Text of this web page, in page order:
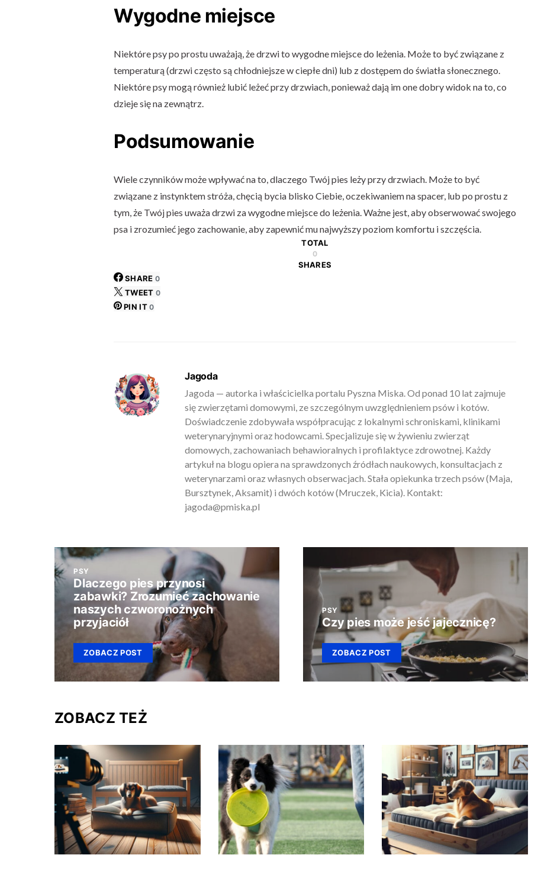
Wygodne miejsce
Niektóre psy po prostu uważają, że drzwi to wygodne miejsce do leżenia. Może to być związane z
temperaturą (drzwi często są chłodniejsze w ciepłe dni) lub z dostępem do światła słonecznego.
Niektóre psy mogą również lubić leżeć przy drzwiach, ponieważ dają im one dobry widok na to, co
dzieje się na zewnątrz.
Podsumowanie
Wiele czynników może wpływać na to, dlaczego Twój pies leży przy drzwiach. Może to być
związane z instynktem stróża, chęcią bycia blisko Ciebie, oczekiwaniem na spacer, lub po prostu z
tym, że Twój pies uważa drzwi za wygodne miejsce do leżenia. Ważne jest, aby obserwować swojego
psa i zrozumieć jego zachowanie, aby zapewnić mu najwyższy poziom komfortu i szczęścia.
TOTAL
0
SHARES
SHARE 0
TWEET 0
PIN IT 0
Jagoda
Jagoda — autorka i właścicielka portalu Pyszna Miska. Od ponad 10 lat zajmuje
się zwierzętami domowymi, ze szczególnym uwzględnieniem psów i kotów.
Doświadczenie zdobywała współpracując z lokalnymi schroniskami, klinikami
weterynaryjnymi oraz hodowcami. Specjalizuje się w żywieniu zwierząt
domowych, zachowaniach behawioralnych i profilaktyce zdrowotnej. Każdy
artykuł na blogu opiera na sprawdzonych źródłach naukowych, konsultacjach z
weterynarzami oraz własnych obserwacjach. Stała opiekunka trzech psów (Maja,
Bursztynek, Aksamit) i dwóch kotów (Mruczek, Kicia). Kontakt:
jagoda@pmiska.pl
PSY
Dlaczego pies przynosi
zabawki? Zrozumieć zachowanie
naszych czworonożnych
przyjaciół
ZOBACZ POST
PSY
Czy pies może jeść jajecznicę?
ZOBACZ POST
ZOBACZ TEŻ